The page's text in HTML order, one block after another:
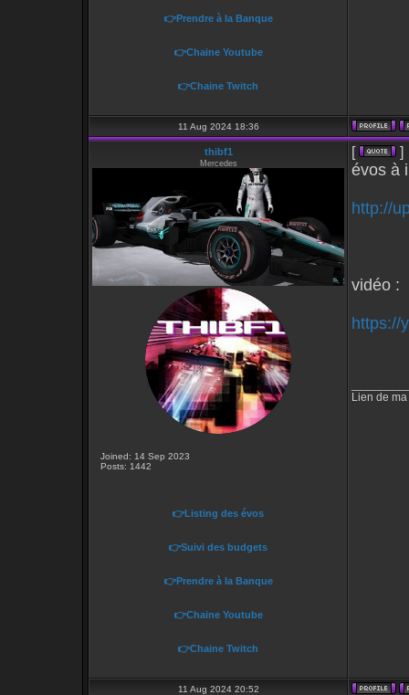
👉Prendre à la Banque
👉Chaine Youtube
👉Chaine Twitch
11 Aug 2024 18:36
thibf1
Mercedes
Joined: 14 Sep 2023
Posts: 1442
👉Listing des évos
👉Suivi des budgets
👉Prendre à la Banque
👉Chaine Youtube
👉Chaine Twitch
[ ]
évos à
http://
vidéo :
https://
Lien de
11 Aug 2024 20:52